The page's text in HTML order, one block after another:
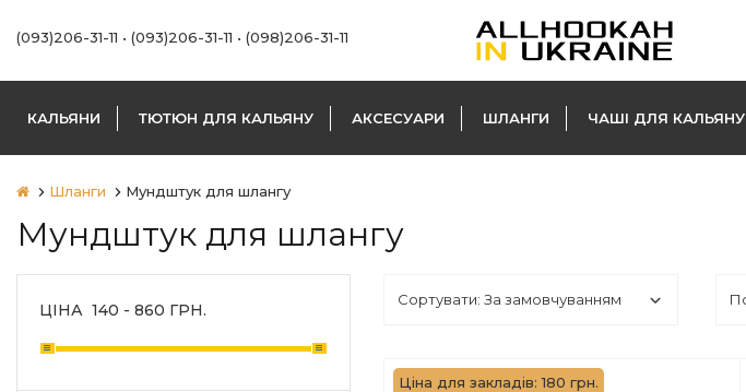
(093)206-31-11 • (093)206-31-11 • (098)206-31-11
КАЛЬЯНИ ТЮТЮН ДЛЯ КАЛЬЯНУ АКСЕСУАРИ ШЛАНГИ ЧАШІ ДЛЯ КАЛЬЯНУ
Шланги Мундштук для шлангу
Мундштук для шлангу
ЦІНА 140 - 860 ГРН.
Ціна для закладів: 180 грн.